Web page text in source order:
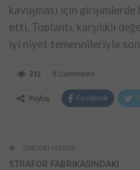
kavuşması için girişimlerde
etti. Toplantı, karşılıklı
iyi niyet temennileriyle
0 Comments
211
Paylaş Facebook
ÖNCEKI HABER
STRAFOR FABRİKASINDAKİ